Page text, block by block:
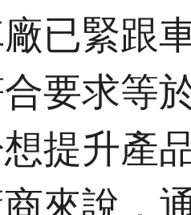
已緊跟
要求等
提升產
來說，